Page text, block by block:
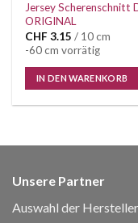
Jersey Scherenschnitt
ORIGINAL
CHF 3.15 / 10 cm
-60 cm vorrätig
IN DEN WARENKORB
Unsere Partner
Auswahl der